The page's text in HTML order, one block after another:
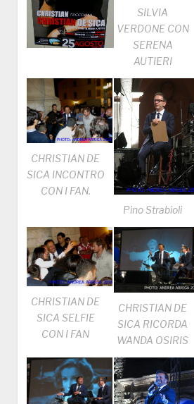
SILVIA
VERDONE CON
SERENA
AUTIERI
CHRISTIAN DE
SICA INCONTRO
CON I FAN.
Pino Strabioli
CHRISTIAN DE
SICA SELFIE
CON I FAN
CHRISTIAN DE
SICA RICORDA
WANDA OSIRIS